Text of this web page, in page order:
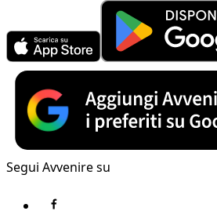
Segui Avvenire su